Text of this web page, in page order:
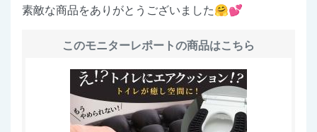
素敵な商品をありがとうございました🤗💕
このモニターレポートの商品はこちら